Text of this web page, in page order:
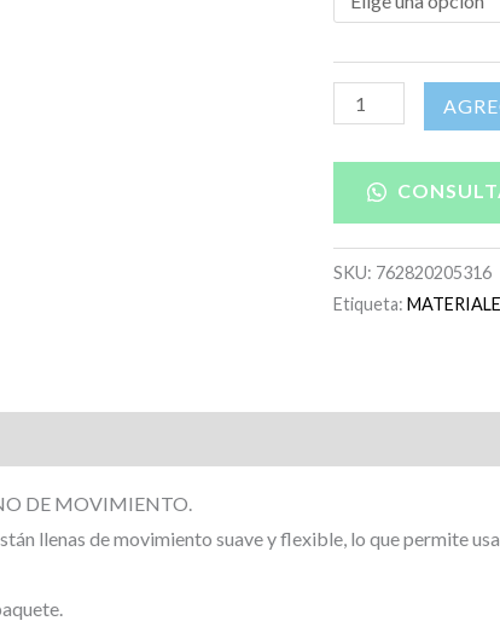
SKU: 762820205316
Etiqueta:
DE MOVIMIENTO.
llenas de movimiento suave y flexible, lo que permite